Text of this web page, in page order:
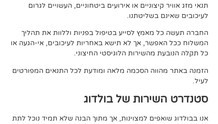
או אירועים ביטחוניים, העשויים לגרום
בשליטתנו.
מאמץ לסייע בטיפול בפניות וללוות את תהליך
אך לא תישא באחריות לעיכובים, אי-הגעה או
מהשירות הלוגיסטי החיצוני.
הסכמה מלאה ומודעת לכל התנאים המפורטים
של בולדוג
למצוינות, אך מתוך הבנה שלא תמיד נוכל לתת